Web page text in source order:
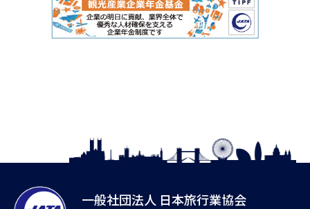
一般社団法人 日本旅行業協会